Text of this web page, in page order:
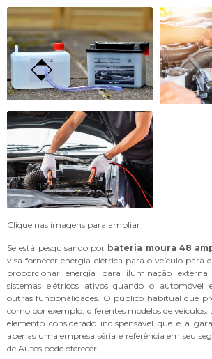
Clique nas imagens para ampliar
Se está pesquisando por bateria moura 48
visa fornecer energia elétrica para o veículo para
proporcionar energia para iluminação
sistemas elétricos ativos quando o automóvel
outras funcionalidades. O público habitual que
como por exemplo, diferentes modelos de
elemento considerado indispensável que é a
apenas uma empresa séria e referência em seu
de Autos pode oferecer.